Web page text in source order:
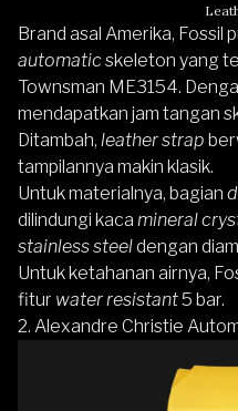
Brand asal Amerika, Fossil
automatic skeleton yang
Townsman ME3154.
mendapatkan jam tangan
Ditambah, leather strap
tampilannya makin klasik.
Untuk materialnya, bagian
dilindungi kaca mineral
stainless steeldengan
Untuk ketahanan airnya,
fitur water resistant5 bar.
2. Alexandre Christie